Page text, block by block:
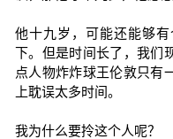
他十九岁，可能还能够
下。但是时间长了，我们
点人物炸炸球王伦敦只有
上耽误太多时间。
我为什么要拎这个人呢？